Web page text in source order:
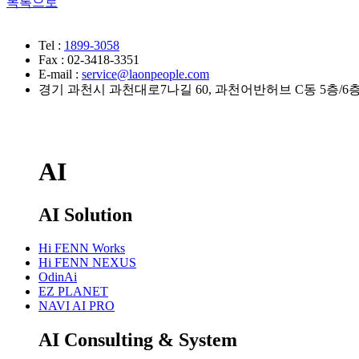
Tel : 1899-3058
Fax : 02-3418-3351
E-mail : service@laonpeople.com
경기 과천시 과천대로7나길 60, 과천어반허브 C동 5층/6
AI
AI Solution
Hi FENN Works
Hi FENN NEXUS
OdinAi
EZ PLANET
NAVI AI PRO
AI Consulting & System